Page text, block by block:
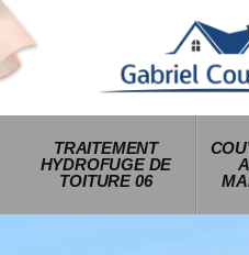
TRAITEMENT
HYDROFUGE DE
TOITURE 06